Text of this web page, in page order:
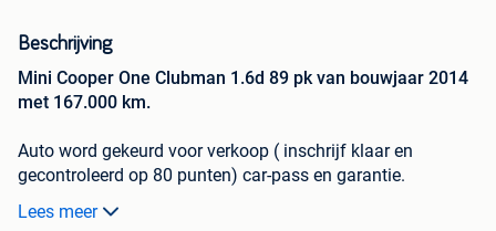
Beschrijving
Mini Cooper One Clubman 1.6d 89 pk van bouwjaar 2014
met 167.000 km.
Auto word gekeurd voor verkoop ( inschrijf klaar en
gecontroleerd op 80 punten) car-pass en garantie.
Proper van binnen en van buiten. Netjes onderhouden.
Lees meer